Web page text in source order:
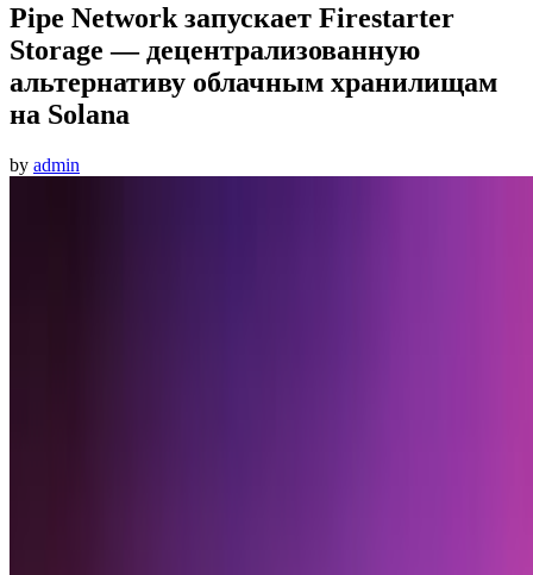
Pipe Network запускает Firestarter
Storage — децентрализованную
альтернативу облачным хранилищам
на Solana
by admin